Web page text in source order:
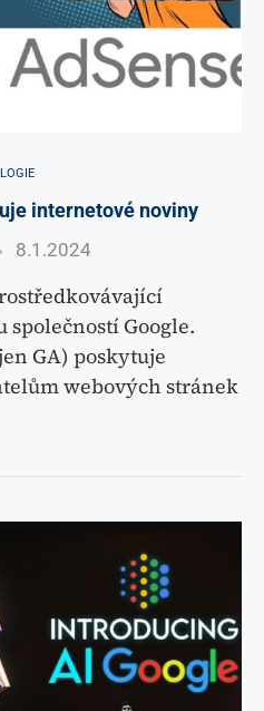
internetové noviny
8.1.2024
Google.
GA) poskytuje
webových stránek